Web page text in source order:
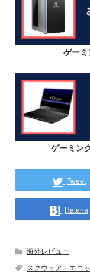
ゲー
ゲーミン
Tweet
Hatena
海外レビュー
スクウェア・エニ